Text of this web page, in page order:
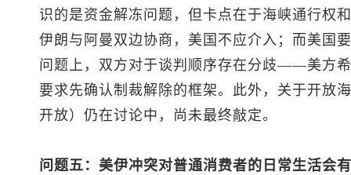
识的是资金解冻问题，但卡点在于海峡通行权
伊朗与阿曼双边协商，美国不应介入；而美国
问题上，双方对于谈判顺序存在分歧——美方
要求先确认制裁解除的框架。此外，关于开放
开放）仍在讨论中，尚未最终敲定。
问题五：美伊冲突对普通消费者的日常生活会